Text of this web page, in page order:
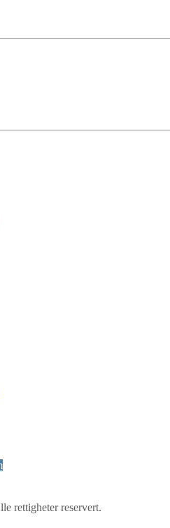
rettigheter reservert.